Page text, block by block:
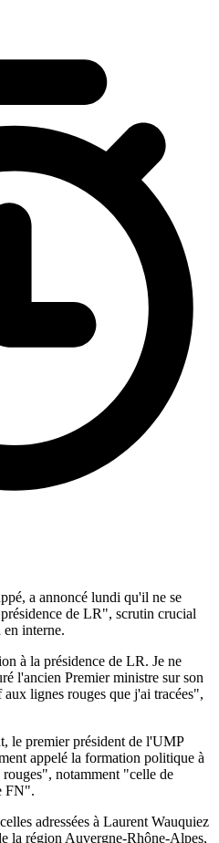
a annoncé lundi qu'il ne se
de LR", scrutin crucial
interne.
à la présidence de LR. Je ne
l'ancien Premier ministre sur son
lignes rouges que j'ai tracées",
le premier président de l'UMP
appelé la formation politique à
notamment "celle de
FN".
adressées à Laurent Wauquiez
la région Auvergne-Rhône-Alpes,